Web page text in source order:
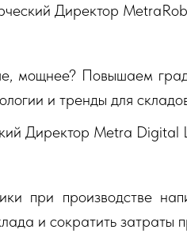
Директор
мощнее? Повышаем
и тренды для
Директор Metra Digital
при производстве
и сократить затраты